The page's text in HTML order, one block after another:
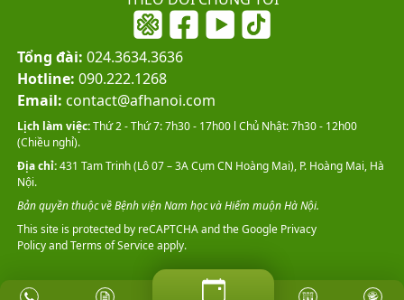
Tổng đài: 024.3634.3636
Hotline: 090.222.1268
Email: contact@afhanoi.com
This site is protected by reCAPTCHA and the GooglePrivacy
PolicyandTerms of Serviceapply.
Lịch làm việc:Thứ 2 - Thứ 7: 7h30 - 17h00 l Chủ Nhật: 7h30 - 12h00
(Chiều nghỉ).
Địa chỉ:431 Tam Trinh (Lô 07 – 3A Cụm CN Hoàng Mai), P. Hoàng Mai, Hà
Nội.
Bản quyền thuộc về Bệnh viện Nam học và Hiếm muộn Hà Nội.